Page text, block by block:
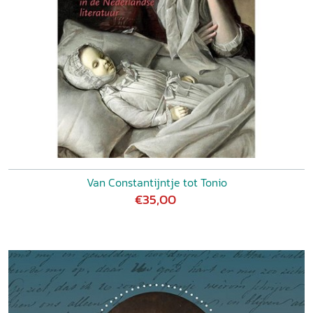
Van Constantijntje tot Tonio
€35,00